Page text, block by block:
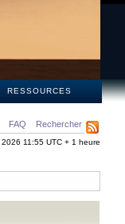
RESSOURCES
FAQ Rechercher
11:55 UTC + 1 heure